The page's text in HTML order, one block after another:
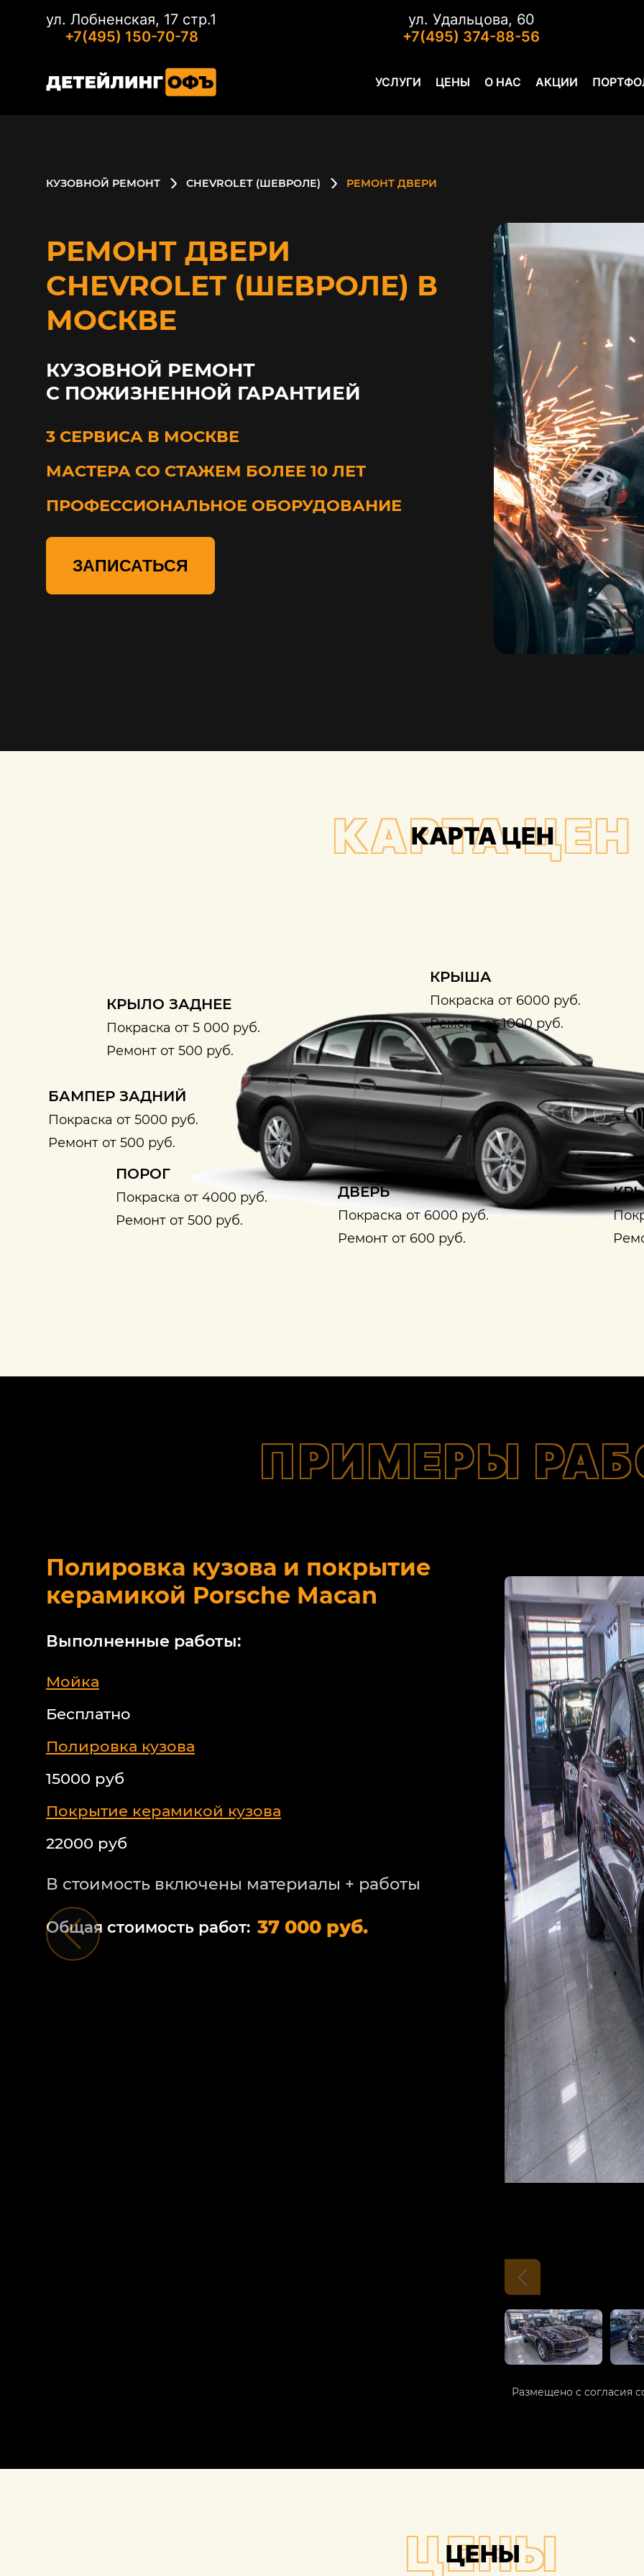
ул. Лобненская, 17 стр.1
+7(495) 150-70-78
ул. Удальцова, 60
+7(495) 374-88-56
УСЛУГИ ЦЕНЫ О НАС АКЦИИ
КУЗОВНОЙ РЕМОНТ CHEVROLET (ШЕВРОЛЕ) РЕМОНТ ДВЕРИ
РЕМОНТ ДВЕРИ
CHEVROLET (ШЕВРОЛЕ) В
МОСКВЕ
КУЗОВНОЙ РЕМОНТ
С ПОЖИЗНЕННОЙ ГАРАНТИЕЙ
3 СЕРВИСА В МОСКВЕ
МАСТЕРА СО СТАЖЕМ БОЛЕЕ 10 ЛЕТ
ПРОФЕССИОНАЛЬНОЕ ОБОРУДОВАНИЕ
ЗАПИСАТЬСЯ
КАРТА ЦЕН
КАРТА ЦЕН
КРЫША
Покраска от 6000 руб.
Ремонт от 1000 руб.
КРЫЛО ЗАДНЕЕ
Покраска от 5 000 руб.
Ремонт от 500 руб.
БАМПЕР ЗАДНИЙ
Покраска от 5000 руб.
Ремонт от 500 руб.
ПОРОГ
Покраска от 4000 руб.
Ремонт от 500 руб.
ДВЕРЬ
Покраска от 6000 руб.
Ремонт от 600 руб.
ПРИМЕРЫ
Полировка кузова и покрытие
керамикой Porsche Macan
Выполненные работы:
Мойка
Бесплатно
Полировка кузова
15000 руб
Покрытие керамикой кузова
22000 руб
В стоимость включены материалы + работы
Общая стоимость работ: 37 000 руб.
Размещено с согласия
ЦЕНЫ
ЦЕНЫ